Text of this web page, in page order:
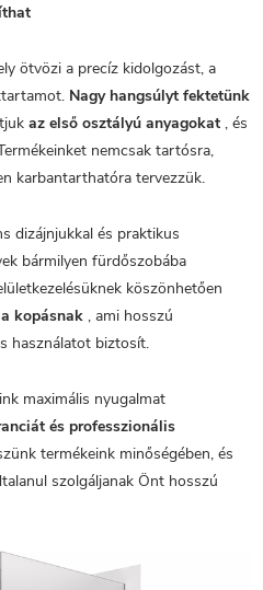
ötvözi a precíz kidolgozást, a
Nagy hangsúlyt fektetünk
az első osztályú anyagokat , és
nemcsak tartósra,
karbantarthatóra tervezzük.
dizájnjukkal és praktikus
bármilyen fürdőszobába
köszönhetően
kopásnak , ami hosszú
használatot biztosít.
maximális nyugalmat
és professzionális
termékeink minőségében, és
szolgáljanak Önt hosszú